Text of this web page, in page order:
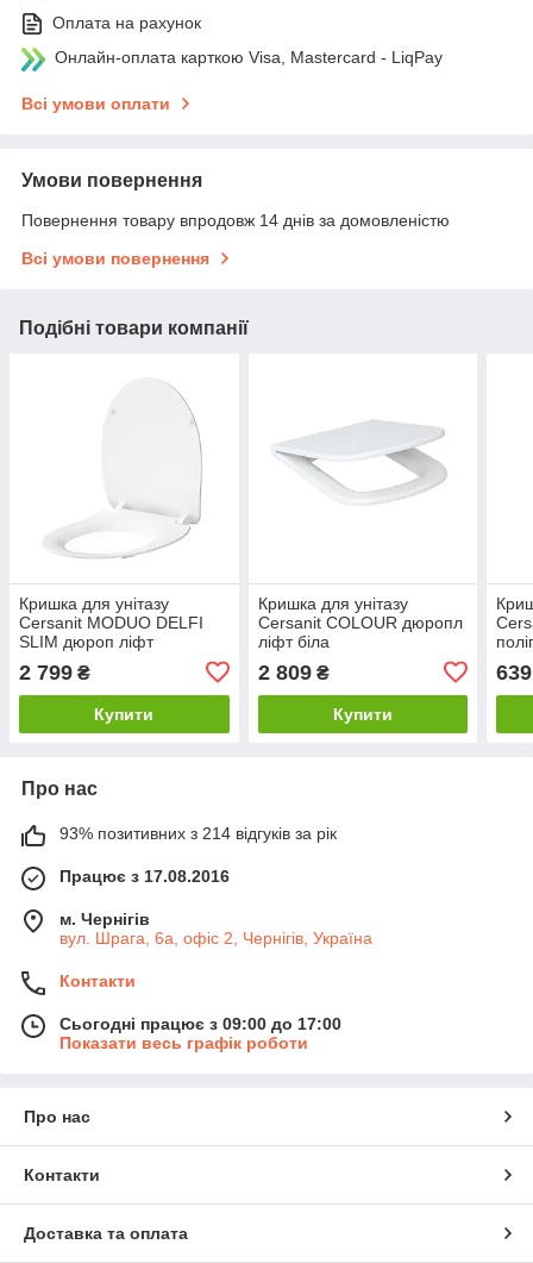
Оплата на рахунок
Онлайн-оплата карткою Visa, Mastercard - LiqPay
Всі умови оплати
Умови повернення
Повернення товару впродовж 14 днів за домовленістю
Всі умови повернення
Подібні товари компанії
Кришка для унітазу
Cersanit MODUO DELFI
SLIM дюроп ліфт
2 799 ₴
Купити
Кришка для унітазу
Cersanit COLOUR дюропл
ліфт біла
2 809₴
Купити
639
Про нас
93% позитивних з 214 відгуків за рік
Працює з 17.08.2016
м. Чернігів
вул. Шрага, 6а, офіс 2, Чернігів, Україна
Контакти
Сьогодні працює з 09:00 до 17:00
Показати весь графік роботи
Про нас
Контакти
Доставка та оплата